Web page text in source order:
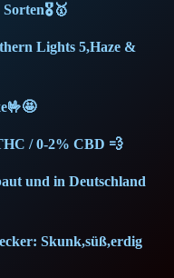
Sorten🎖️🥇
Lights 5,Haze &
/ 0-2% CBD 💨
und in Deutschland
Skunk,süß,erdig